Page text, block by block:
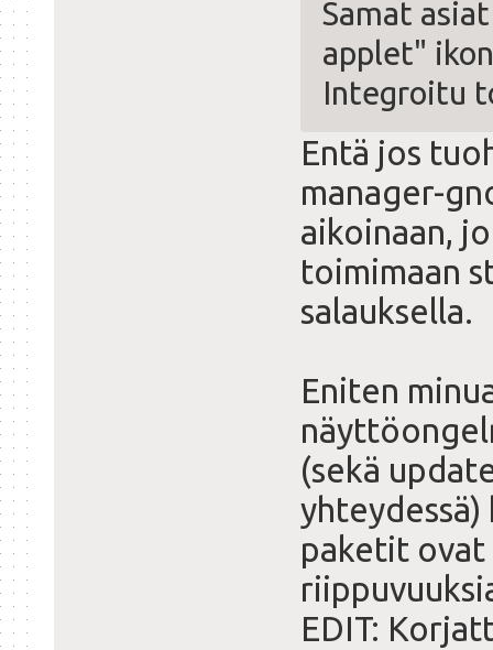
Samat
applet"
Integroitu
Entä jos
manager-
aikoinaan,
toimimaan
salauksella.
Eniten
(sekä
yhteydessä)
paketit
EDIT: